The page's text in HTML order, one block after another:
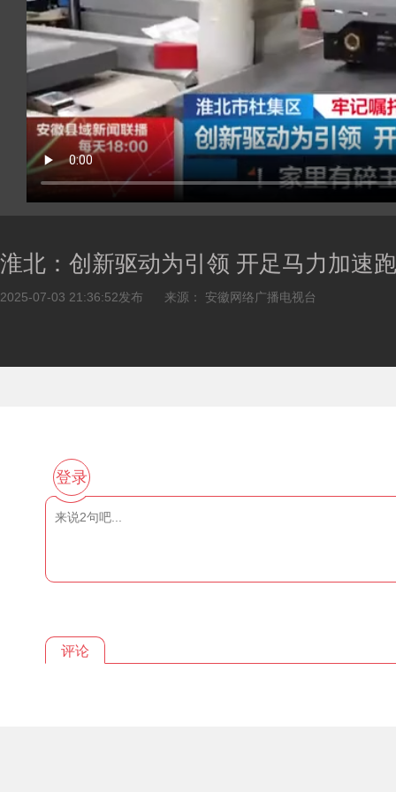
淮北：创新驱动为引领 开足马力加速跑
2025-07-03 21:36:52发布 来源： 安徽网络广播电视台
登录
评论